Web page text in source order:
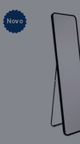
Novo